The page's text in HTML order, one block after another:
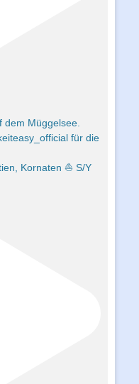
Kornaten ⛵️ S/Y